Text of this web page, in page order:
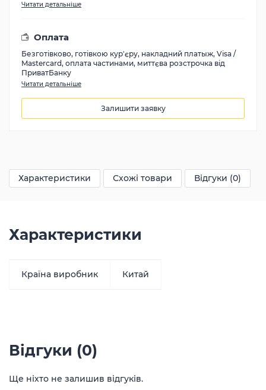
Читати детальніше
Оплата
Безготівково, готівкою кур'єру, накладний платыж, Visa /
Mastercard, оплата частинами, миттєва розстрочка від
ПриватБанку
Читати детальніше
Залишити заявку
Характеристики Схожі товари Відгуки (0)
Характеристики
Країна виробник Китай
Відгуки (0)
Ще ніхто не залишив відгуків.